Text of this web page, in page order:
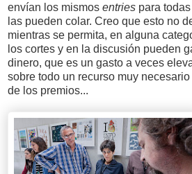
envían los mismos entries para
las pueden colar. Creo que esto no
mientras se permita, en alguna
los cortes y en la discusión pueden
dinero, que es un gasto a veces
sobre todo un recurso muy
de los premios...